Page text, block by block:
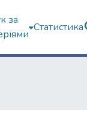
за
Статистика